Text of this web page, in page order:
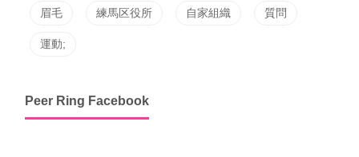
眉毛 練馬区役所 自家組織 質問
運動;
Peer Ring Facebook